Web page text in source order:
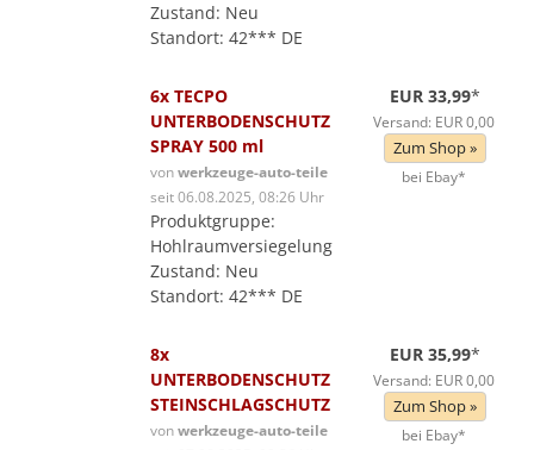
Zustand: Neu
Standort: 42*** DE
6x TECPO
UNTERBODENSCHUTZ
SPRAY 500 ml
vonwerkzeuge-auto-teile
seit 06.08.2025, 08:26 Uhr
Produktgruppe:
Hohlraumversiegelung
Zustand: Neu
Standort: 42*** DE
EUR 33,99*
Versand: EUR 0,00
Zum Shop »
bei Ebay*
8x
UNTERBODENSCHUTZ
STEINSCHLAGSCHUTZ
vonwerkzeuge-auto-teile
EUR 35,99*
Versand: EUR 0,00
Zum Shop »
bei Ebay*